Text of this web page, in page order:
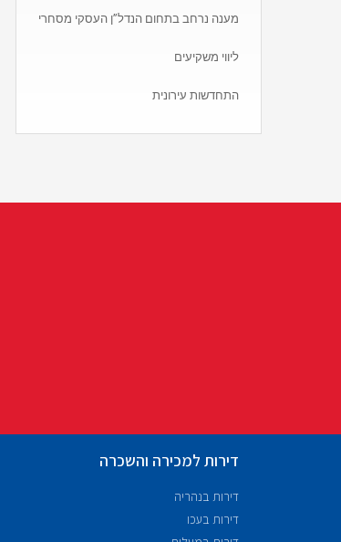
מענה נרחב בתחום הנדל”ן העסקי מסחרי
ליווי משקיעים
התחדשות עירונית
דירות למכירה והשכרה
דירות בנהריה
דירות בעכו